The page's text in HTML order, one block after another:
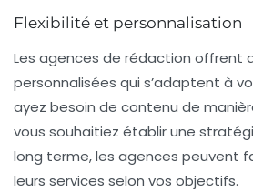
Flexibilité et personnalisation
Les agences de rédaction offrent
personnalisées qui s’adaptent à
ayez besoin de contenu de
vous souhaitiez établir une
long terme, les agences peuvent
leurs services selon vos objectifs.